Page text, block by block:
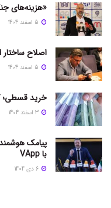
«هزینه‌های
اصلاح ساختار
خرید قسطی؛
پیامک
با VApp